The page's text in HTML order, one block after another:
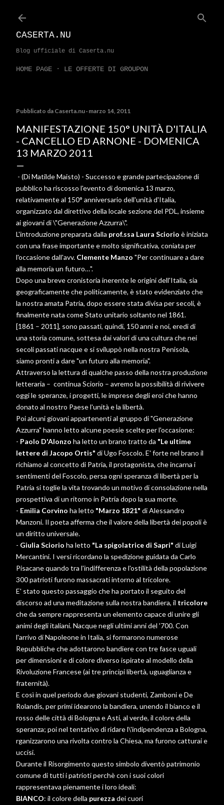
CASERTA.NU
Blog ufficiale di Caserta.nu
HOME PAGE LE OFFERTE DI GROUPON
Pubblicato da Caserta.nu marzo 14, 2011
MANIFESTAZIONE 150° UNITÀ D'ITALIA
- CANCELLO ED ARNONE - DOMENICA
13 MARZO 2011
- (Di Matilde Maisto) - Successo e grande partecipazione di
pubblico ha riscosso l'evento di domenica 13 marzo,
relativamente al 150° anniversario dell'unità d'Italia,
organizzato dal direttivo della locale sezione del PDL, insieme
ai giovani di \"Generazione Azzurra\".
L'introduzione preparata dalla prof.ssa Laura Sciorio è iniziata
con una frase importante e molto significativa, coniata per
l'occasione dall'avv. Clemente Manzo "Per continuare a dare
alla memoria un futuro…".
Dopo una breve cronistoria inerente le origini dell'Italia, sia
geograficamente che politicamente, è stato evidenziato che
la nostra amata Patria, dopo essere stata divisa per secoli, è
finalmente nata come Stato unitario soltanto nel 1861.
[1861 – 2011], sono passati, quindi, 150 anni e noi, eredi di
una storia comune, sottesa dai valori di una cultura che nei
secoli passati nacque e si sviluppò nella nostra Penisola,
siamo pronti a dare "un futuro alla memoria".
Attraverso la lettura di qualche passo della nostra produzione
letteraria – continua Sciorio – avremo la possibilità di rivivere
oggi le speranze, i progetti, le imprese degli eroi che hanno
donato al nostro Paese l'unità e la libertà.
Poi alcuni giovani appartenenti al gruppo di "Generazione
Azzurra" hanno letto alcune poesie scelte per l'occasione:
- Paolo D'Alonzo ha letto un brano tratto da "Le ultime
lettere di Jacopo Ortis" di Ugo Foscolo. E' forte nel brano il
richiamo al concetto di Patria, il protagonista, che incarna i
sentimenti del Foscolo, persa ogni speranza di libertà per la
Patria si toglie la vita trovando un motivo di consolazione nella
prospettiva di un ritorno in Patria dopo la sua morte.
- Emilia Corvino ha letto "Marzo 1821" di Alessandro
Manzoni. Il poeta afferma che il valore della libertà dei popoli è
un diritto universale.
- Giulia Sciorio ha letto "La spigolatrice di Sapri" di Luigi
Mercantini. I versi ricordano la spedizione guidata da Carlo
Pisacane quando tra l'indifferenza e l'ostilità della popolazione
300 patrioti furono massacrati intorno al tricolore.
E' stato questo passaggio che ha portato il seguito del
discorso ad una meditazione sulla nostra bandiera, il tricolore
che da sempre rappresenta un elemento capace di unire gli
animi degli italiani. Nacque negli ultimi anni del '700. Con
l'arrivo di Napoleone in Italia, si formarono numerose
Repubbliche che adottarono bandiere con tre fasce uguali
per dimensioni e di colore diverso ispirate al modello della
Rivoluzione Francese (ai tre principi libertà, uguaglianza e
fraternità).
E così in quel periodo due giovani studenti, Zamboni e De
Rolandis, per primi idearono la bandiera, unendo il bianco e il
rosso delle città di Bologna e Asti, al verde, il colore della
speranza; poi nel tentativo di ridare l\'indipendenza a Bologna,
rganizzarono una rivolta contro la Chiesa, ma furono catturai e
uccisi.
Durante il Risorgimento questo simbolo diventò patrimonio
comune di tutti i patrioti perchè con i suoi colori
rappresentava pienamente i loro ideali:
BIANCO: il colore della purezza dei cuori